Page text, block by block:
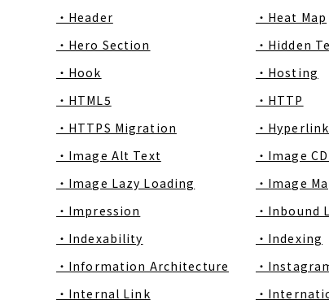
・Header
・Heat Map
・Hero Section
・Hidden
・Hook
・Hosting
・HTML5
・HTTP
・HTTPS Migration
・Hyperlink
・Image Alt Text
・Image
・Image Lazy Loading
・Image
・Impression
・Inbound
・Indexability
・Indexing
・Information Architecture
・
・Internal Link
・